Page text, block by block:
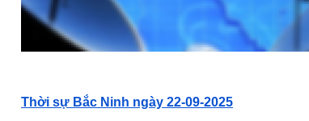
Thời sự Bắc Ninh ngày 22-09-2025